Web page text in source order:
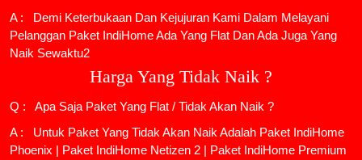
A : Demi Keterbukaan Dan Kejujuran Kami Dalam Melayani
Pelanggan Paket IndiHome Ada Yang Flat Dan Ada Juga Yang
Naik Sewaktu2
Harga Yang Tidak Naik ?
Q : Apa Saja Paket Yang Flat / Tidak Akan Naik ?
A : Untuk Paket Yang Tidak Akan Naik Adalah Paket IndiHome
Phoenix | Paket IndiHome Netizen 2 | Paket IndiHome Premium